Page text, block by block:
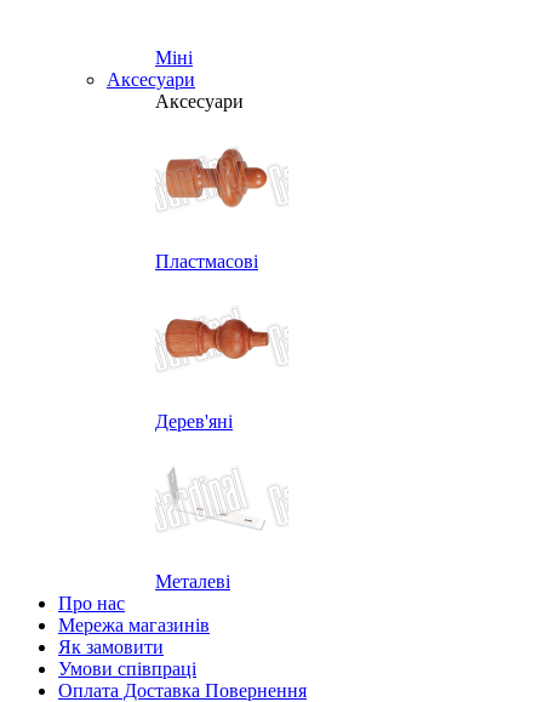
Міні
Аксесуари
Аксесуари
Пластмасові
Дерев'яні
Металеві
Про нас
Мережа магазинів
Як замовити
Умови співпраці
Оплата Доставка Повернення